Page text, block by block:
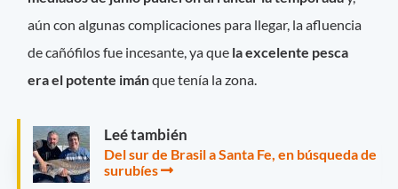
aún con algunas complicaciones para llegar, la afluencia
de cañófilos fue incesante, ya que la excelente pesca
era el potente imánque tenía la zona.
Leé también
Del sur de Brasil a Santa Fe, en búsqueda de
surubíes